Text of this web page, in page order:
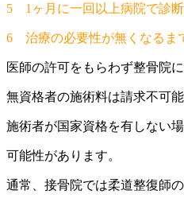
5 1ヶ月に一回以上病院で診
6 治療の必要性が無くなるま
医師の許可をもらわず整骨院
無資格者の施術料は請求不可能
施術者が国家資格を有しない
可能性があります。
通常、接骨院では柔道整復師